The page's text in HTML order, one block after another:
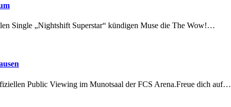
Single „Nightshift Superstar“ kündigen Muse die The Wow!…
Public Viewing im Munotsaal der FCS Arena.Freue dich auf…